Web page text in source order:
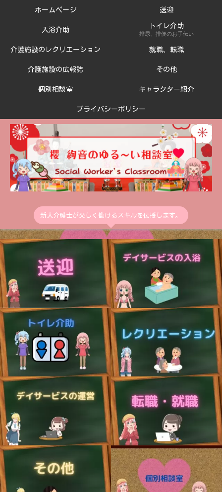
新人介護士が楽しく働けるスキルを伝授します。
ホームページ 送迎
入浴介助
トイレ介助
排尿、排便のお手伝い
介護施設のレクリエーション 就職、転職
介護施設の広報誌 その他
個別相談室 キャラクター紹介
プライバシーポリシー